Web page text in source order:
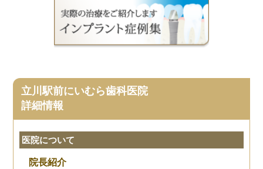
立川駅前にいむら歯科医院
詳細情報
医院について
院長紹介